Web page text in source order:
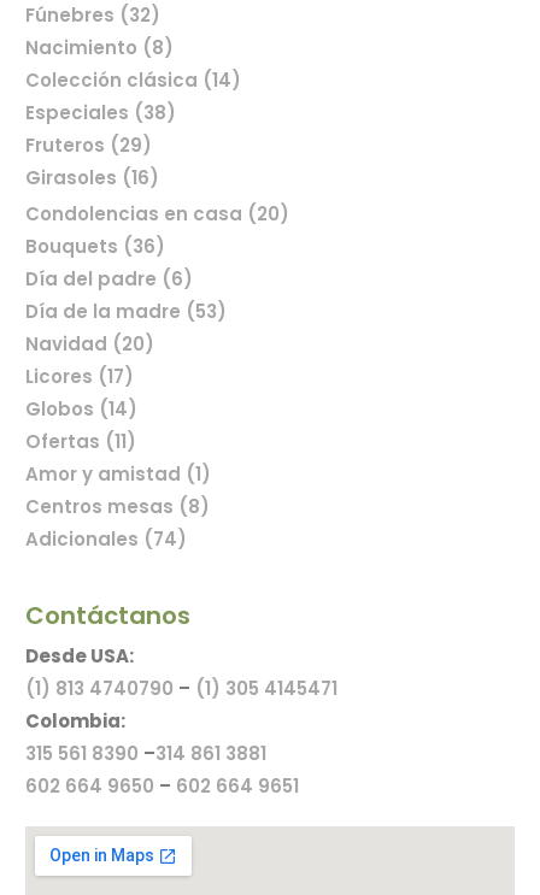
Fúnebres (32)
Nacimiento (8)
Colección clásica (14)
Especiales (38)
Fruteros (29)
Girasoles (16)
Comprar flores en línea
Condolencias en casa (20)
Bouquets (36)
Día del padre (6)
Día de la madre (53)
Navidad (20)
Licores (17)
Globos (14)
Ofertas (11)
Amor y amistad (1)
Centros mesas (8)
Adicionales (74)
Contáctanos
Desde USA:
(1) 813 4740790 – (1) 305 4145471
Colombia:
315 561 8390 –314 861 3881
602 664 9650 – 602 664 9651